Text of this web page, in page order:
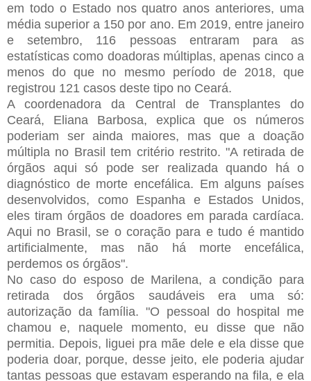
em todo o Estado nos quatro anos anteriores, uma
média superior a 150 por ano. Em 2019, entre janeiro
e setembro, 116 pessoas entraram para as
estatísticas como doadoras múltiplas, apenas cinco a
menos do que no mesmo período de 2018, que
registrou 121 casos deste tipo no Ceará.
A coordenadora da Central de Transplantes do
Ceará, Eliana Barbosa, explica que os números
poderiam ser ainda maiores, mas que a doação
múltipla no Brasil tem critério restrito. "A retirada de
órgãos aqui só pode ser realizada quando há o
diagnóstico de morte encefálica. Em alguns países
desenvolvidos, como Espanha e Estados Unidos,
eles tiram órgãos de doadores em parada cardíaca.
Aqui no Brasil, se o coração para e tudo é mantido
artificialmente, mas não há morte encefálica,
perdemos os órgãos".
No caso do esposo de Marilena, a condição para
retirada dos órgãos saudáveis era uma só:
autorização da família. "O pessoal do hospital me
chamou e, naquele momento, eu disse que não
permitia. Depois, liguei pra mãe dele e ela disse que
poderia doar, porque, desse jeito, ele poderia ajudar
tantas pessoas que estavam esperando na fila, e ela